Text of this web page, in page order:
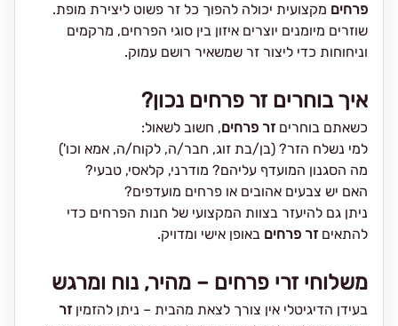
פרחים מקצועית יכולה להפוך כל זר פשוט ליצירת מופת.
שוזרים מיומנים יוצרים איזון בין סוגי הפרחים, מרקמים
וניחוחות כדי ליצור זר שמשאיר רושם עמוק.
איך בוחרים זר פרחים נכון?
כשאתם בוחרים זר פרחים, חשוב לשאול:
למי נשלח הזר? (בן/בת זוג, חבר/ה, לקוח/ה, אמא וכו')
מה הסגנון המועדף עליהם? מודרני, קלאסי, טבעי?
האם יש צבעים אהובים או פרחים מועדפים?
ניתן גם להיעזר בצוות המקצועי של חנות הפרחים כדי
להתאים זר פרחים באופן אישי ומדויק.
משלוחי זרי פרחים – מהיר, נוח ומרגש
בעידן הדיגיטלי אין צורך לצאת מהבית – ניתן להזמין זר